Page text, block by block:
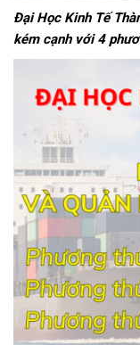
Đại Học Kinh Tế
kém cạnh với 4